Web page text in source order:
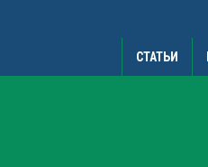
СТАТЬИ